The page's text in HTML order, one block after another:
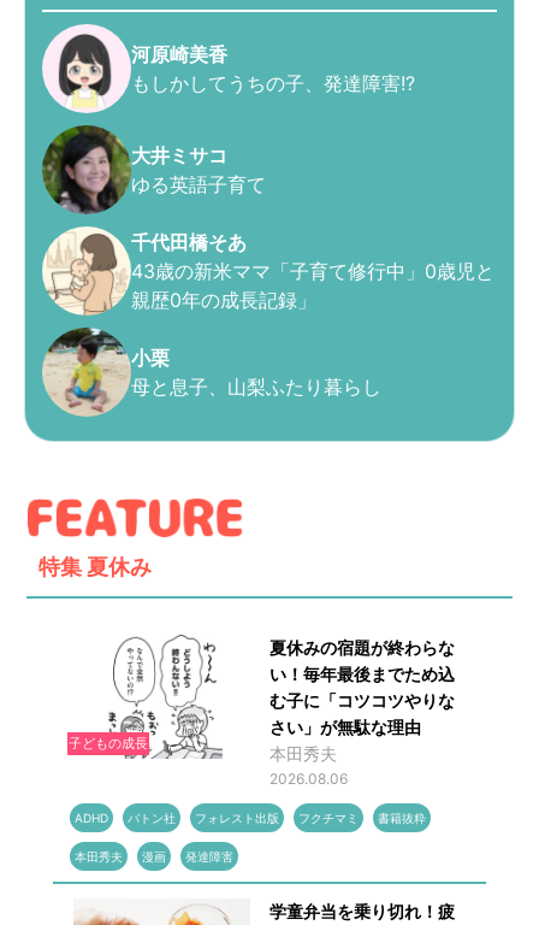
河原崎美香
もしかしてうちの子、発達障害!?
大井ミサコ
ゆる英語子育て
千代田橋そあ
43歳の新米ママ「子育て修行中」0歳児と
親歴0年の成長記録」
小栗
母と息子、山梨ふたり暮らし
特集 夏休み
子どもの成長
夏休みの宿題が終わらな
い！毎年最後までため込
む子に「コツコツやりな
さい」が無駄な理由
本田秀夫
2026.08.06
ADHD バトン社 フォレスト出版 フクチマミ 書籍抜粋
本田秀夫 漫画 発達障害
学童弁当を乗り切れ！疲